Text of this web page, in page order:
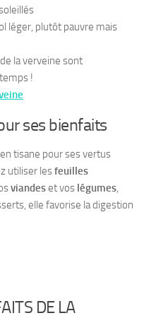
léger, plutôt pauvre mais
la verveine sont
!
ses bienfaits
tisane pour ses vertus
utiliser lesfeuilles
viandeset vos légumes,
elle favorise la digestion
DE LA